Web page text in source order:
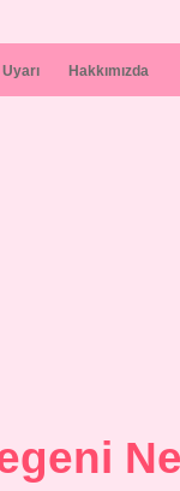
Hakkımızda